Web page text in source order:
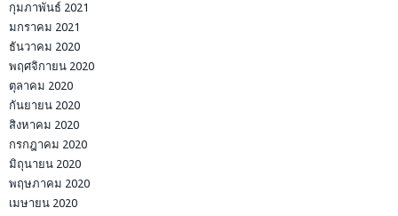
กุมภาพันธ์ 2021
มกราคม 2021
ธันวาคม 2020
พฤศจิกายน 2020
ตุลาคม 2020
กันยายน 2020
สิงหาคม 2020
กรกฎาคม 2020
มิถุนายน 2020
พฤษภาคม 2020
เมษายน 2020